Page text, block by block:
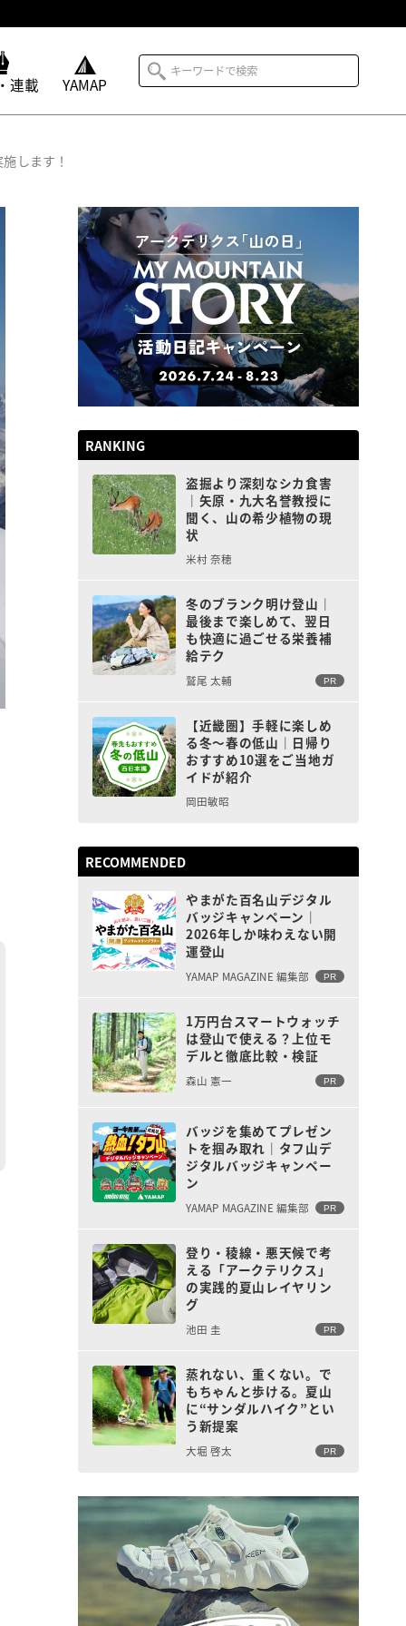
連載 YAMAP
します！
RANKING
盗掘より深刻なシカ食害
｜矢原・九大名誉教授に
聞く、山の希少植物の現
状
米村 奈穂
冬のブランク明け登山｜
最後まで楽しめて、翌日
も快適に過ごせる栄養補
給テク
鷲尾 太輔 PR
【近畿圏】手軽に楽しめ
る冬〜春の低山｜日帰り
おすすめ10選をご当地ガ
イドが紹介
岡田敏昭
RECOMMENDED
やまがた百名山デジタル
バッジキャンペーン｜
2026年しか味わえない開
運登山
YAMAP MAGAZINE 編集部 PR
1万円台スマートウォッチ
は登山で使える？上位モ
デルと徹底比較・検証
森山 憲一 PR
バッジを集めてプレゼン
トを掴み取れ｜タフ山デ
ジタルバッジキャンペー
ン
YAMAP MAGAZINE 編集部 PR
登り・稜線・悪天候で考
える「アークテリクス」
の実践的夏山レイヤリン
グ
池田 圭 PR
蒸れない、重くない。で
もちゃんと歩ける。夏山
に“サンダルハイク”とい
う新提案
大堀 啓太 PR